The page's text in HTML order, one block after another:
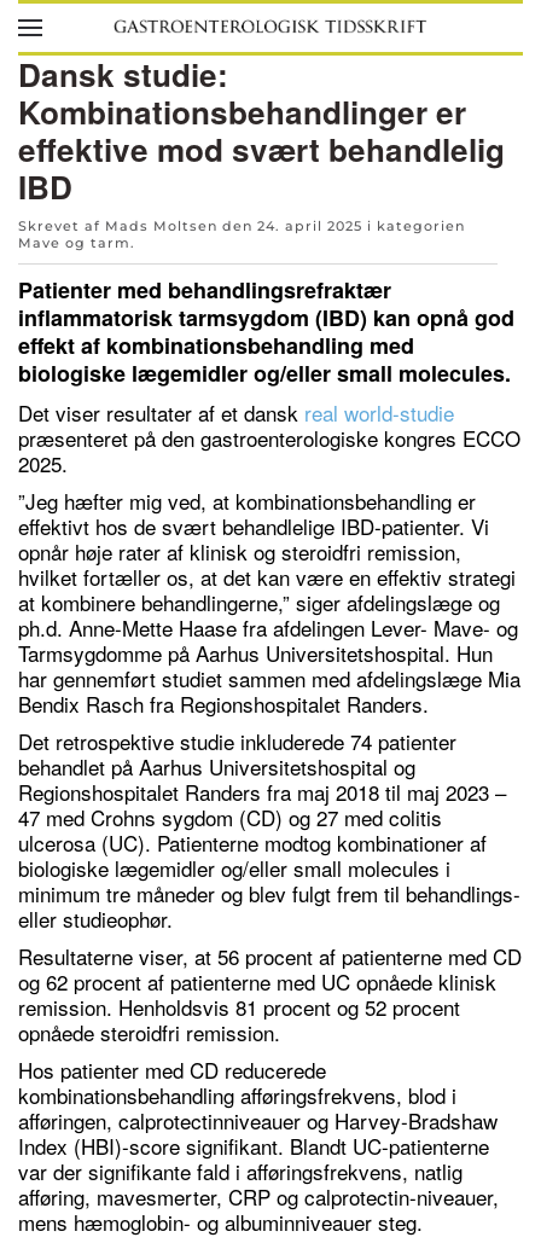
Skip to main content
Dansk studie:
Kombinationsbehandlinger er
effektive mod svært behandlelig
IBD
Skrevet af Mads Moltsen den 24. april 2025 i kategorien
Mave og tarm.
Patienter med behandlingsrefraktær
inflammatorisk tarmsygdom (IBD) kan opnå god
effekt af kombinationsbehandling med
biologiske lægemidler og/eller small molecules.
Det viser resultater af et dansk real world-studie
præsenteret på den gastroenterologiske kongres ECCO
2025.
”Jeg hæfter mig ved, at kombinationsbehandling er
effektivt hos de svært behandlelige IBD-patienter. Vi
opnår høje rater af klinisk og steroidfri remission,
hvilket fortæller os, at det kan være en effektiv strategi
at kombinere behandlingerne,” siger afdelingslæge og
ph.d. Anne-Mette Haase fra afdelingen Lever- Mave- og
Tarmsygdomme på Aarhus Universitetshospital. Hun
har gennemført studiet sammen med afdelingslæge Mia
Bendix Rasch fra Regionshospitalet Randers.
Det retrospektive studie inkluderede 74 patienter
behandlet på Aarhus Universitetshospital og
Regionshospitalet Randers fra maj 2018 til maj 2023 –
47 med Crohns sygdom (CD) og 27 med colitis
ulcerosa (UC). Patienterne modtog kombinationer af
biologiske lægemidler og/eller small molecules i
minimum tre måneder og blev fulgt frem til behandlings-
eller studieophør.
Resultaterne viser, at 56 procent af patienterne med CD
og 62 procent af patienterne med UC opnåede klinisk
remission. Henholdsvis 81 procent og 52 procent
opnåede steroidfri remission.
Hos patienter med CD reducerede
kombinationsbehandling afføringsfrekvens, blod i
afføringen, calprotectinniveauer og Harvey-Bradshaw
Index (HBI)-score signifikant. Blandt UC-patienterne
var der signifikante fald i afføringsfrekvens, natlig
afføring, mavesmerter, CRP og calprotectin-niveauer,
mens hæmoglobin- og albuminniveauer steg.